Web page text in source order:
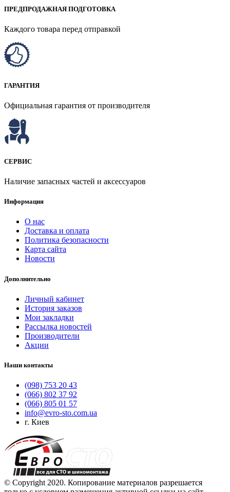
ПРЕДПРОДАЖНАЯ ПОДГОТОВКА
Каждого товара перед отправкой
ГАРАНТИЯ
Официальная гарантия от производителя
СЕРВИС
Наличие запасных частей и аксессуаров
Информация
О нас
Доставка и оплата
Политика безопасности
Карта сайта
Новости
Дополнительно
Личный кабинет
История заказов
Мои закладки
Рассылка новостей
Производители
Акции
Наши контакты
(098) 753 20 43
(066) 802 37 92
(066) 805 01 57
info@evro-sto.com.ua
г. Киев
© Copyright 2020. Копирование материалов разрешается